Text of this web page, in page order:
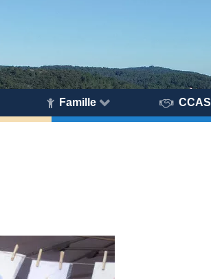
Famille CCAS